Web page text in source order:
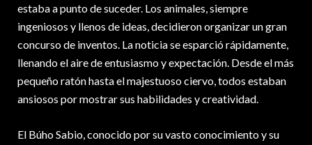
estaba a punto de suceder. Los animales, siempre
ingeniosos y llenos de ideas, decidieron organizar un gran
concurso de inventos. La noticia se esparció rápidamente,
llenando el aire de entusiasmo y expectación. Desde el más
pequeño ratón hasta el majestuoso ciervo, todos estaban
ansiosos por mostrar sus habilidades y creatividad.
El Búho Sabio, conocido por su vasto conocimiento y su